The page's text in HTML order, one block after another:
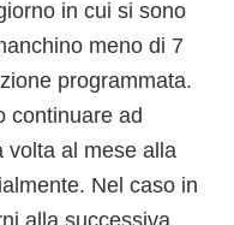
in cui si sono
meno di 7
programmata.
continuare ad
volta al mese alla
Nel caso in
alla successiva